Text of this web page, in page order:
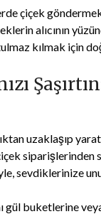
çiçek
alıcının
kılmak için
uzaklaşıp
siparişlerinden
sevdiklerinize
gül buketlerine